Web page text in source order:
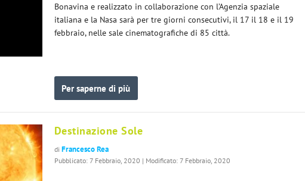
Bonavina e realizzato in collaborazione con l’Agenzia spaziale
italiana e la Nasa sarà per tre giorni consecutivi, il 17 il 18 e il 19
febbraio, nelle sale cinematografiche di 85 città.
Per saperne di più
Destinazione Sole
di Francesco Rea
Pubblicato: 7 Febbraio, 2020 | Modificato: 7 Febbraio, 2020